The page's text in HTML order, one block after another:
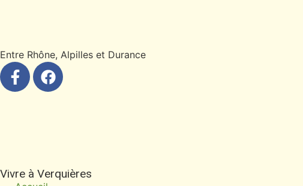
Entre Rhône, Alpilles et Durance
Vivre à Verquières